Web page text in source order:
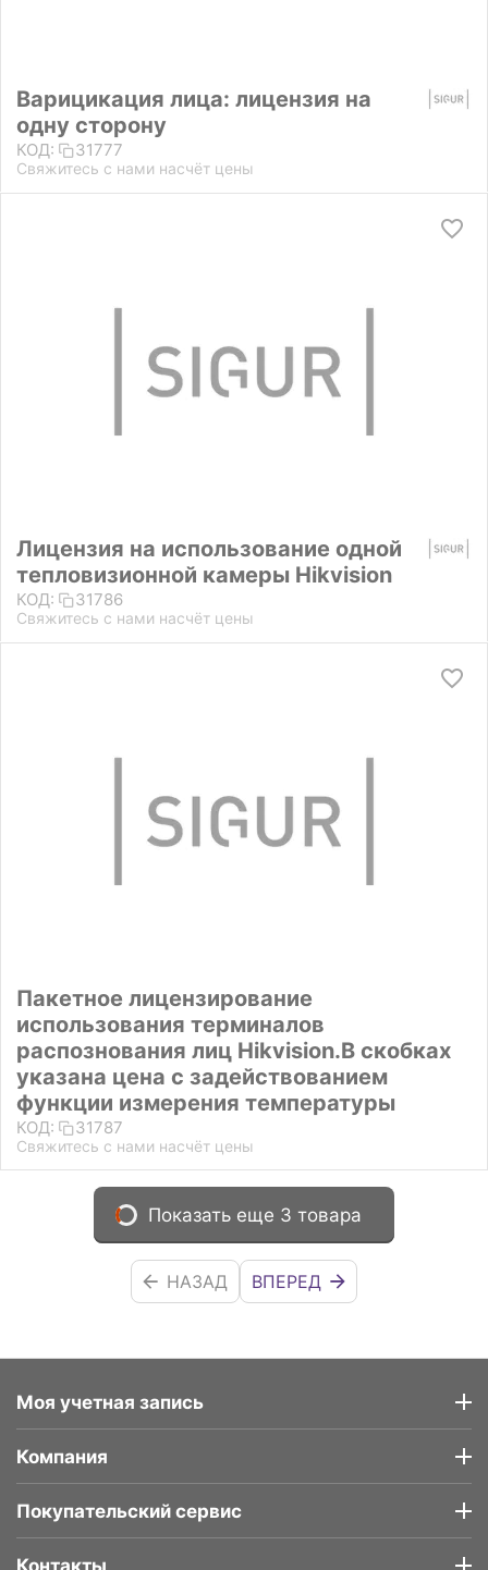
Варицикация лица: лицензия на
одну сторону
КОД: 31777
Свяжитесь с нами насчёт цены
Лицензия на использование одной
тепловизионной камеры Hikvision
КОД: 31786
Свяжитесь с нами насчёт цены
Пакетное лицензирование
использования терминалов
распознования лиц Hikvision.В скобках
указана цена с задействованием
функции измерения температуры
КОД: 31787
Свяжитесь с нами насчёт цены
Показать еще 3 товара
НАЗАД ВПЕРЕД
Моя учетная запись
Компания
Покупательский сервис
Контакты